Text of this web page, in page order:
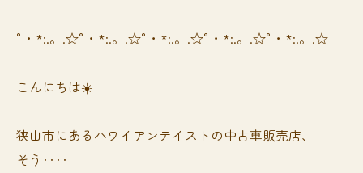
°・*:.。.☆°・*:.。.☆°・*:.。.☆°・*:.。.☆°・*:.。.☆
こんにちは☀️
狭山市にあるハワイアンテイストの中古車販売店、
そう‥‥